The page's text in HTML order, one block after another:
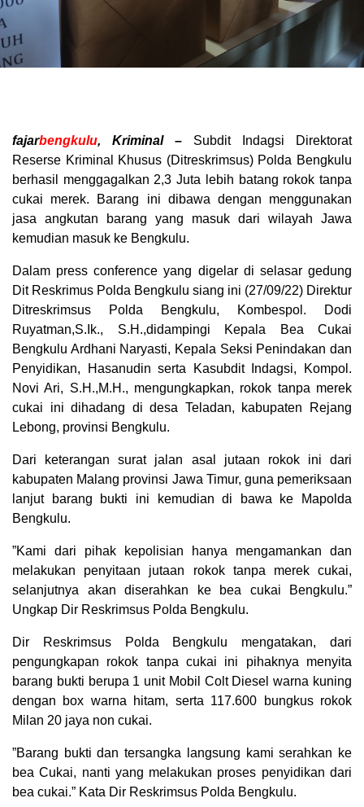
fajarbengkulu, Kriminal – Subdit Indagsi Direktorat
Reserse Kriminal Khusus (Ditreskrimsus) Polda Bengkulu
berhasil menggagalkan 2,3 Juta lebih batang rokok tanpa
cukai merek. Barang ini dibawa dengan menggunakan
jasa angkutan barang yang masuk dari wilayah Jawa
kemudian masuk ke Bengkulu.
Dalam press conference yang digelar di selasar gedung
Dit Reskrimus Polda Bengkulu siang ini (27/09/22) Direktur
Ditreskrimsus Polda Bengkulu, Kombespol. Dodi
Ruyatman,S.Ik., S.H.,didampingi Kepala Bea Cukai
Bengkulu Ardhani Naryasti, Kepala Seksi Penindakan dan
Penyidikan, Hasanudin serta Kasubdit Indagsi, Kompol.
Novi Ari, S.H.,M.H., mengungkapkan, rokok tanpa merek
cukai ini dihadang di desa Teladan, kabupaten Rejang
Lebong, provinsi Bengkulu.
Dari keterangan surat jalan asal jutaan rokok ini dari
kabupaten Malang provinsi Jawa Timur, guna pemeriksaan
lanjut barang bukti ini kemudian di bawa ke Mapolda
Bengkulu.
”Kami dari pihak kepolisian hanya mengamankan dan
melakukan penyitaan jutaan rokok tanpa merek cukai,
selanjutnya akan diserahkan ke bea cukai Bengkulu.”
Ungkap Dir Reskrimsus Polda Bengkulu.
Dir Reskrimsus Polda Bengkulu mengatakan, dari
pengungkapan rokok tanpa cukai ini pihaknya menyita
barang bukti berupa 1 unit Mobil Colt Diesel warna kuning
dengan box warna hitam, serta 117.600 bungkus rokok
Milan 20 jaya non cukai.
”Barang bukti dan tersangka langsung kami serahkan ke
bea Cukai, nanti yang melakukan proses penyidikan dari
bea cukai.” Kata Dir Reskrimsus Polda Bengkulu.